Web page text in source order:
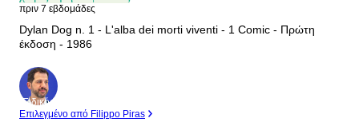
πριν 7 εβδομάδες
Dylan Dog n. 1 - L'alba dei morti viventi - 1 Comic - Πρώτη
έκδοση - 1986
Ειδικός
Επιλεγμένο από Filippo Piras